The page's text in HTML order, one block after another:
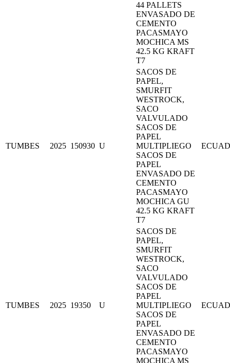
44 PALLETS
ENVASADO DE
CEMENTO
PACASMAYO
MOCHICA MS
42.5 KG KRAFT
T7
TUMBES 2025 150930 U
SACOS DE
PAPEL,
SMURFIT
WESTROCK,
SACO
VALVULADO
SACOS DE
PAPEL
MULTIPLIEGO
SACOS DE
PAPEL
ENVASADO DE
CEMENTO
PACASMAYO
MOCHICA GU
42.5 KG KRAFT
T7
TUMBES 2025 19350 U
SACOS DE
PAPEL,
SMURFIT
WESTROCK,
SACO
VALVULADO
SACOS DE
PAPEL
MULTIPLIEGO
SACOS DE
PAPEL
ENVASADO DE
CEMENTO
PACASMAYO
MOCHICA MS